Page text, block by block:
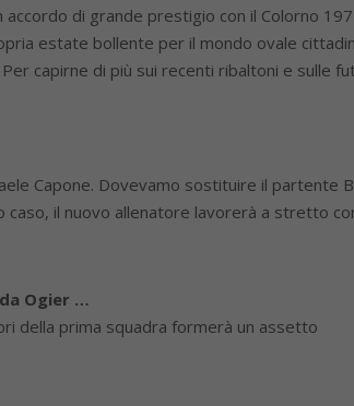
di grande prestigio con il Colorno
estate bollente per il mondo ovale
capirne di più sui recenti ribaltoni e sulle
Capone. Dovevamo sostituire il partente
il nuovo allenatore lavorerà a stretto
da Ogier …
della prima squadra formerà un assetto